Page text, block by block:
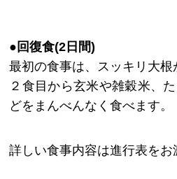
●回復食(2日間)
最初の食事は、スッキリ大根
２食目から玄米や雑穀米、
どをまんべんなく食べます。
詳しい食事内容は進行表をお